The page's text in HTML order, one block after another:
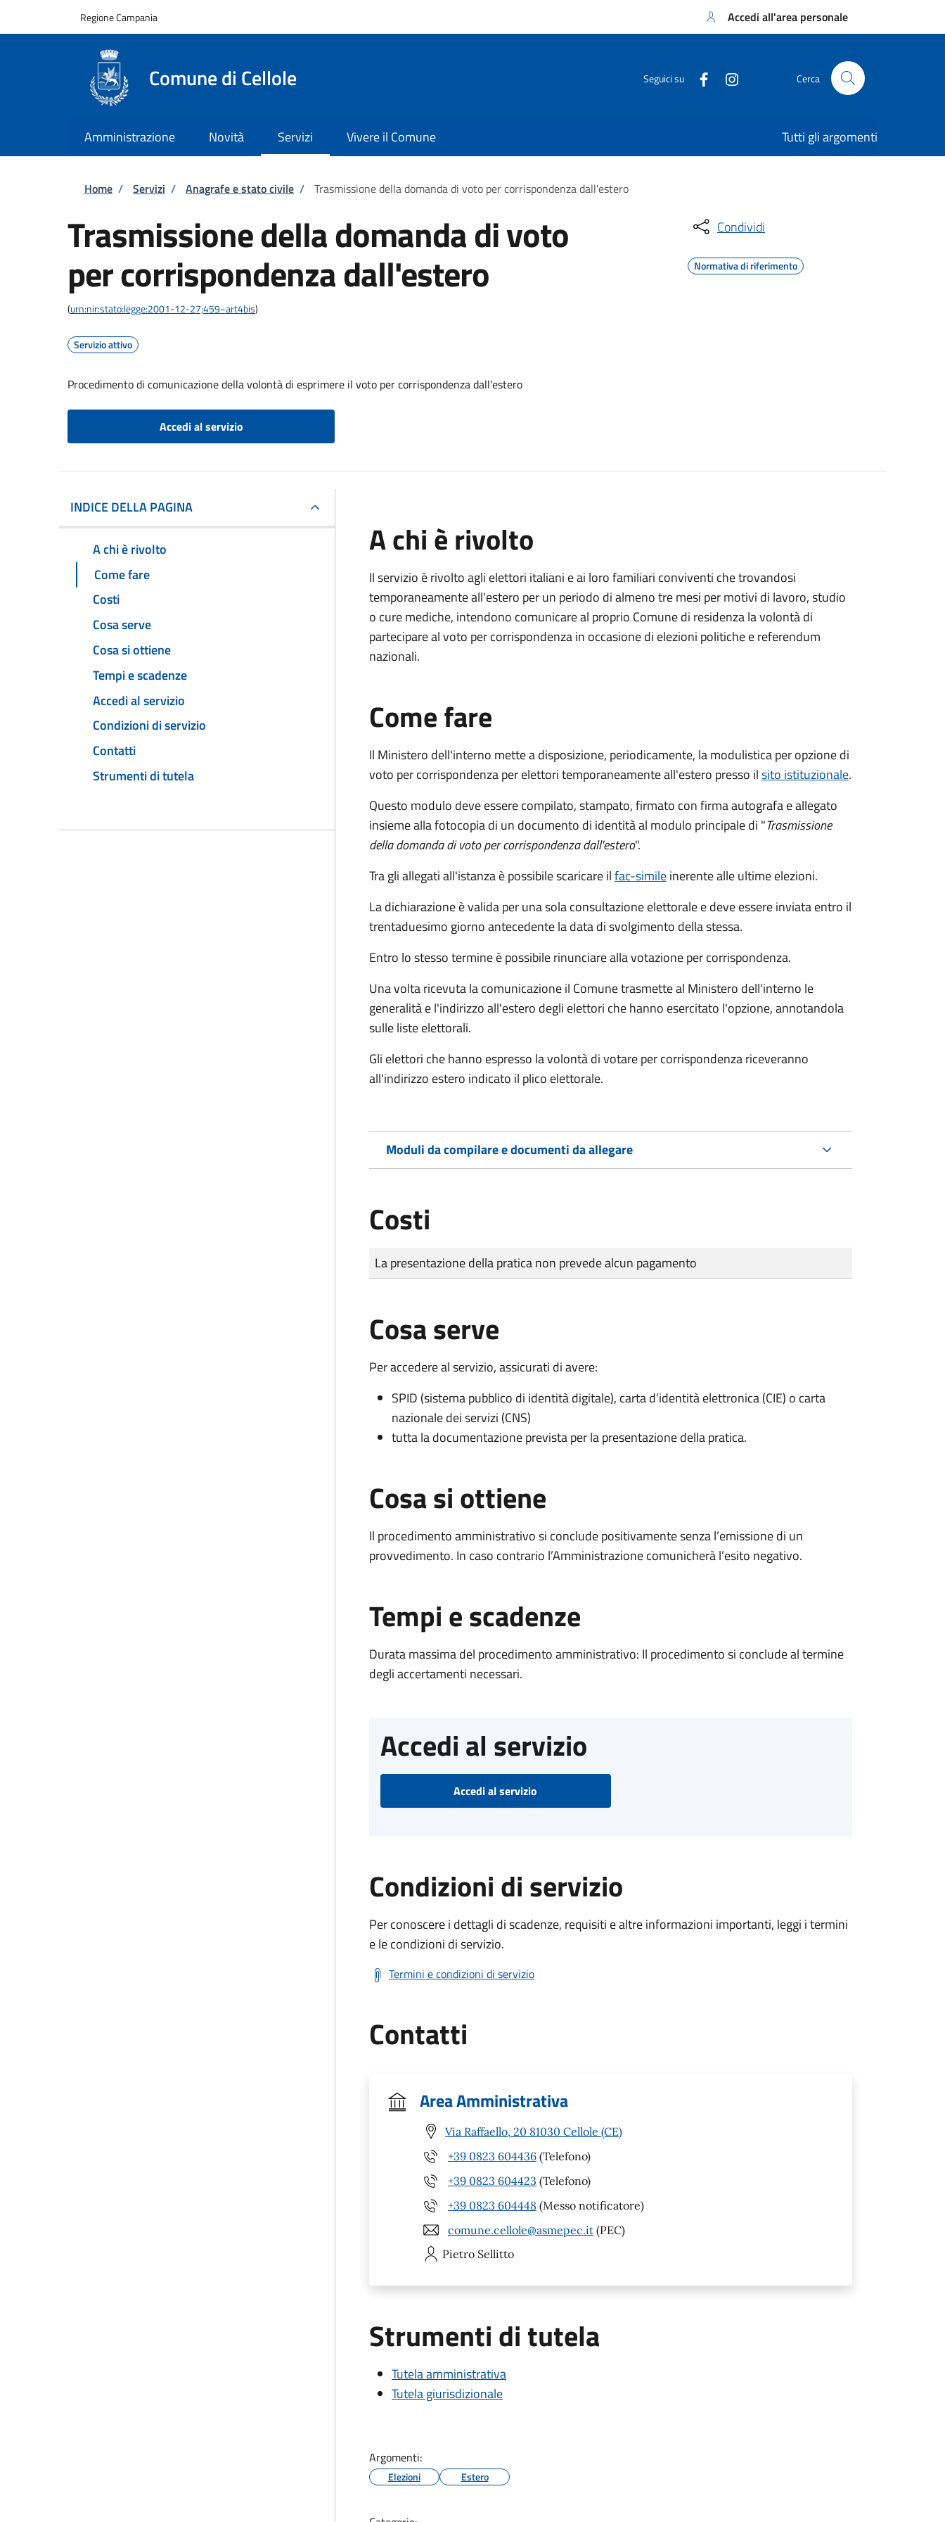
Regione Campania Accedi all'area personale
Comune di Cellole Seguici su Cerca
Amministrazione Novità Servizi Vivere il Comune Tutti gli argomenti
Briciole di pane
Home / Servizi / Anagrafe e stato civile / Trasmissione della domanda di voto per corrispondenza dall'estero
Trasmissione della domanda di voto
per corrispondenza dall'estero
(urn:nir:stato:legge:2001-12-27;459~art4bis)
Servizio attivo
Procedimento di comunicazione della volontà di esprimere il voto per corrispondenza dall'estero
Accedi al servizio
Condividi
Normativa di riferimento
INDICE DELLA PAGINA
A chi è rivolto
Come fare
Costi
Cosa serve
Cosa si ottiene
Tempi e scadenze
Accedi al servizio
Condizioni di servizio
Contatti
Strumenti di tutela
A chi è rivolto
Il servizio è rivolto agli elettori italiani e ai loro familiari conviventi che trovandosi
temporaneamente all'estero per un periodo di almeno tre mesi per motivi di lavoro, studio
o cure mediche, intendono comunicare al proprio Comune di residenza la volontà di
partecipare al voto per corrispondenza in occasione di elezioni politiche e referendum
nazionali.
Come fare
Il Ministero dell'interno mette a disposizione, periodicamente, la modulistica per opzione di
voto per corrispondenza per elettori temporaneamente all'estero presso ilsito istituzionale.
Questo modulo deve essere compilato, stampato, firmato con firma autografa e allegato
insieme alla fotocopia di un documento di identità al modulo principale di "Trasmissione
della domanda di voto per corrispondenza dall'estero".
Tra gli allegati all'istanza è possibile scaricare ilfac-simileinerente alle ultime elezioni.
La dichiarazione è valida per una sola consultazione elettorale e deve essere inviata entro il
trentaduesimo giorno antecedente la data di svolgimento della stessa.
Entro lo stesso termine è possibile rinunciare alla votazione per corrispondenza.
Una volta ricevuta la comunicazione il Comune trasmette al Ministero dell'interno le
generalità e l'indirizzo all'estero degli elettori che hanno esercitato l'opzione, annotandola
sulle liste elettorali.
Gli elettori che hanno espresso la volontà di votare per corrispondenza riceveranno
all'indirizzo estero indicato il plico elettorale.
Moduli da compilare e documenti da allegare
Costi
Tipo di pagamento
Importo
La presentazione della pratica non prevede alcun pagamento
Cosa serve
Per accedere al servizio, assicurati di avere:
SPID (sistema pubblico di identità digitale), carta d’identità elettronica (CIE) o carta
nazionale dei servizi (CNS)
tutta la documentazione prevista per la presentazione della pratica.
Cosa si ottiene
Il procedimento amministrativo si conclude positivamente senza l’emissione di un
provvedimento. In caso contrario l’Amministrazione comunicherà l’esito negativo.
Tempi e scadenze
Durata massima del procedimento amministrativo: Il procedimento si conclude al termine
degli accertamenti necessari.
Accedi al servizio
Accedi al servizio
Condizioni di servizio
Per conoscere i dettagli di scadenze, requisiti e altre informazioni importanti, leggi i termini
e le condizioni di servizio.
Termini e condizioni di servizio
Contatti
Area Amministrativa
Via Raffaello, 20 81030 Cellole (CE)
+39 0823 604436 (Telefono)
+39 0823 604423 (Telefono)
+39 0823 604448 (Messo notificatore)
comune.cellole@asmepec.it (PEC)
Pietro Sellitto
Strumenti di tutela
Tutela amministrativa
Tutela giurisdizionale
Argomenti:
Elezioni Estero